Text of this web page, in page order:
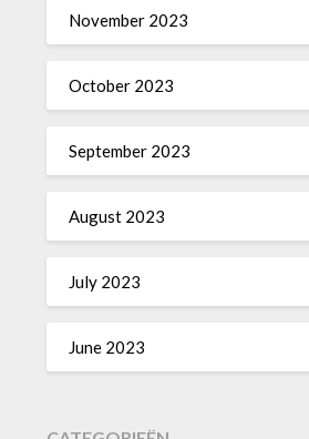
November 2023
October 2023
September 2023
August 2023
July 2023
June 2023